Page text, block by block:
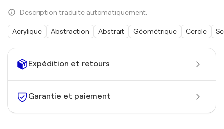
Expédition et retours
Garantie et paiement
Description traduite automatiquement.
Acrylique Abstraction Abstrait Géométrique Cercle